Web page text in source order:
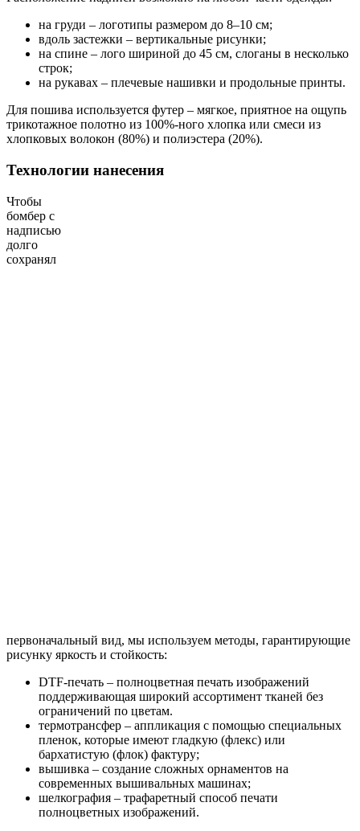
на груди – логотипы размером до 8–10 см;
вдоль застежки – вертикальные рисунки;
на спине – лого шириной до 45 см, слоганы в несколько
строк;
на рукавах – плечевые нашивки и продольные принты.
Для пошива используется футер – мягкое, приятное на ощупь
трикотажное полотно из 100%-ного хлопка или смеси из
хлопковых волокон (80%) и полиэстера (20%).
Технологии нанесения
Чтобы
бомбер с
надписью
долго
сохранял
первоначальный вид, мы используем методы, гарантирующие
рисунку яркость и стойкость:
DTF-печать – полноцветная печать изображений
поддерживающая широкий ассортимент тканей без
ограничений по цветам.
термотрансфер – аппликация с помощью специальных
пленок, которые имеют гладкую (флекс) или
бархатистую (флок) фактуру;
вышивка – создание сложных орнаментов на
современных вышивальных машинах;
шелкография – трафаретный способ печати
полноцветных изображений.